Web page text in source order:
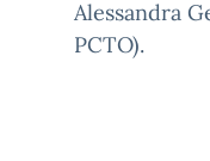
Alessandra
PCTO).